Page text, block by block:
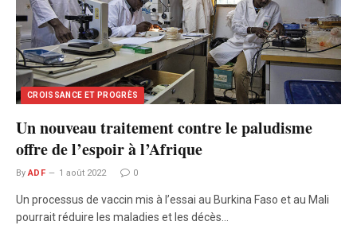
CROISSANCE ET PROGRÈS
Un nouveau traitement contre le paludisme
offre de l’espoir à l’Afrique
By ADF 1 août 2022 0
Un processus de vaccin mis à l’essai au Burkina Faso et au Mali
pourrait réduire les maladies et les décès…